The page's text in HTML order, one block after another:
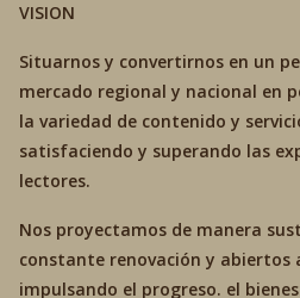
VISION
Situarnos y convertirnos en un
mercado regional y nacional en
la variedad de contenido y
satisfaciendo y superando las
lectores.
Nos proyectamos de manera
constante renovación y abiertos
impulsando el progreso. el